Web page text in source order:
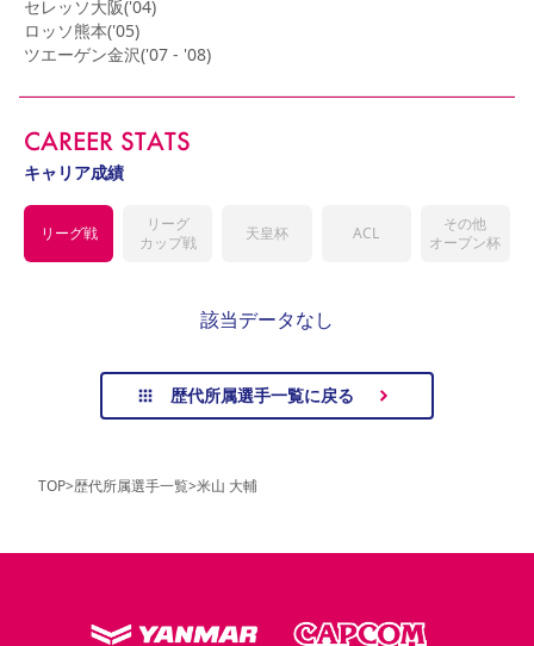
よくある質問
関連団体/施設
セレッソスポーツパーク舞洲 YANMAR HANASAKA STADIUM
大人のサッカースクール
セレッソ大阪('04)
ロッソ熊本('05)
ツエーゲン金沢('07 - '08)
CAREER STATS
キャリア成績
リーグ戦
リーグ
カップ戦
天皇杯 ACL
その他
オープン杯
該当データなし
歴代所属選手一覧に戻る
TOP>歴代所属選手一覧>米山 大輔